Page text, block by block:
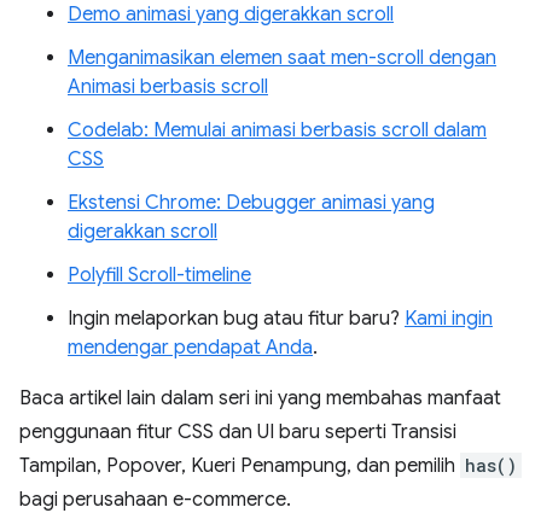
Demo animasi yang digerakkan scroll
Menganimasikan elemen saat men-scroll dengan
Animasi berbasis scroll
Codelab: Memulai animasi berbasis scroll dalam
CSS
Ekstensi Chrome: Debugger animasi yang
digerakkan scroll
Polyfill Scroll-timeline
Ingin melaporkan bug atau fitur baru? Kami ingin
mendengar pendapat Anda.
Baca artikel lain dalam seri ini yang membahas manfaat
penggunaan fitur CSS dan UI baru seperti Transisi
Tampilan, Popover, Kueri Penampung, dan pemilih has()
bagi perusahaan e-commerce.